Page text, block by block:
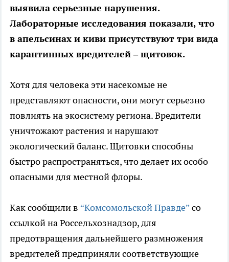
выявила серьезные нарушения.
Лабораторные исследования показали, что
в апельсинах и киви присутствуют три вида
карантинных вредителей – щитовок.
Хотя для человека эти насекомые не
представляют опасности, они могут серьезно
повлиять на экосистему региона. Вредители
уничтожают растения и нарушают
экологический баланс. Щитовки способны
быстро распространяться, что делает их особо
опасными для местной флоры.
Как сообщили в “Комсомольской Правде” со
ссылкой на Россельхознадзор, для
предотвращения дальнейшего размножения
вредителей предприняли соответствующие